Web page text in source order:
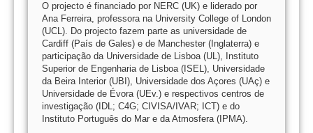
O projecto é financiado por NERC (UK) e liderado por
Ana Ferreira, professora na University College of London
(UCL). Do projecto fazem parte as universidade de
Cardiff (País de Gales) e de Manchester (Inglaterra) e
participação da Universidade de Lisboa (UL), Instituto
Superior de Engenharia de Lisboa (ISEL), Universidade
da Beira Interior (UBI), Universidade dos Açores (UAç) e
Universidade de Évora (UEv.) e respectivos centros de
investigação (IDL; C4G; CIVISA/IVAR; ICT) e do
Instituto Português do Mar e da Atmosfera (IPMA).